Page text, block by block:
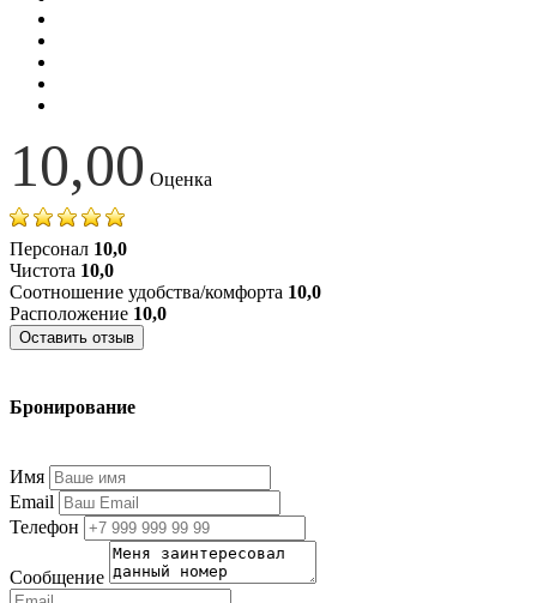
10,00 Оценка
Персонал 10,0
Чистота 10,0
Соотношение удобства/комфорта 10,0
Расположение 10,0
Оставить отзыв
Бронирование
Имя
Email
Телефон
Сообщение